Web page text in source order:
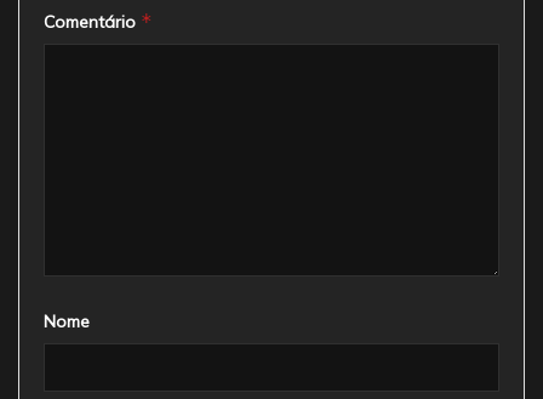
Comentário *
Nome